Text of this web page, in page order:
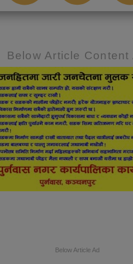
Below Article Content
Below Article Ad